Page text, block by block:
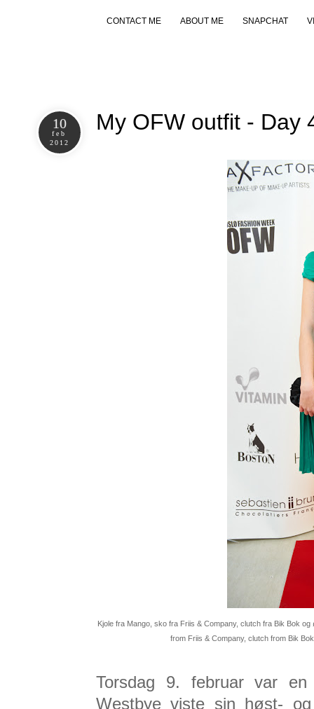
CONTACT ME ABOUT ME SNAPCHAT
10
feb
2012
My OFW outfit - Day
Kjole fra Mango, sko fra Friis & Company, clutch fra Bik Bok
from Friis & Company, clutch from Bik
Torsdag 9. februar var
Westbye viste sin høst-